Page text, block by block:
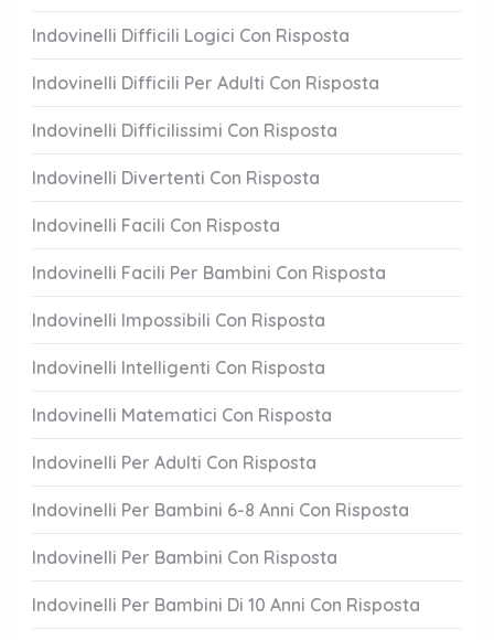
Indovinelli Difficili Logici Con Risposta
Indovinelli Difficili Per Adulti Con Risposta
Indovinelli Difficilissimi Con Risposta
Indovinelli Divertenti Con Risposta
Indovinelli Facili Con Risposta
Indovinelli Facili Per Bambini Con Risposta
Indovinelli Impossibili Con Risposta
Indovinelli Intelligenti Con Risposta
Indovinelli Matematici Con Risposta
Indovinelli Per Adulti Con Risposta
Indovinelli Per Bambini 6-8 Anni Con Risposta
Indovinelli Per Bambini Con Risposta
Indovinelli Per Bambini Di 10 Anni Con Risposta